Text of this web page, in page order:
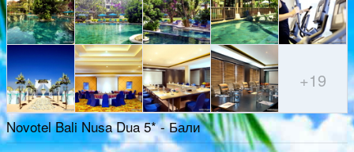
+19
Novotel Bali Nusa Dua 5* - Бали